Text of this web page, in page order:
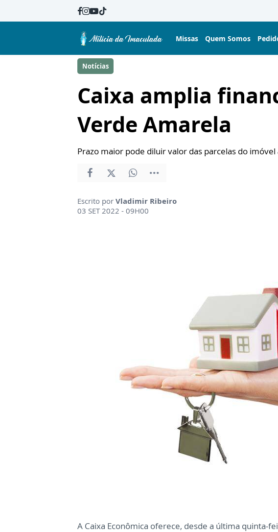
Missas Quem Somos
Notícias
Caixa amplia
Verde Amarela
Prazo maior pode diluir valor das parcelas do
Escrito por Vladimir Ribeiro
03 SET 2022 - 09H00
A Caixa Econômica oferece, desde a última quinta-